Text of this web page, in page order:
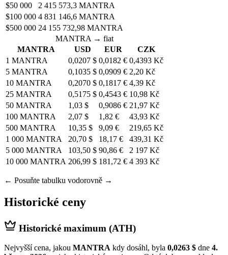
$50 000
2 415 573,3 MANTRA
$100 000 4 831 146,6 MANTRA
$500 000 24 155 732,98 MANTRA
MANTRA → fiat
MANTRA
USD EUR
CZK
1 MANTRA
0,0207 $ 0,0182 € 0,4393 Kč
5 MANTRA
0,1035 $ 0,0909 € 2,20 Kč
10 MANTRA
0,2070 $ 0,1817 € 4,39 Kč
25 MANTRA
0,5175 $ 0,4543 € 10,98 Kč
50 MANTRA
1,03 $ 0,9086 € 21,97 Kč
100 MANTRA
2,07 $ 1,82 €
43,93 Kč
500 MANTRA
10,35 $ 9,09 €
219,65 Kč
1 000 MANTRA
20,70 $ 18,17 €
439,31 Kč
5 000 MANTRA
103,50 $ 90,86 €
2 197 Kč
10 000 MANTRA 206,99 $ 181,72 € 4 393 Kč
← Posuňte tabulku vodorovně →
Historické ceny
Historické maximum (ATH)
Nejvyšší cena, jakou MANTRA kdy dosáhl, byla 0,0263 $ dne 4.